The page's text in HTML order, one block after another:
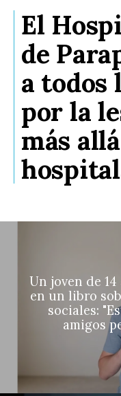
El
de
a todos
por la
más
Un joven de
en un libro
sociales:
amigos